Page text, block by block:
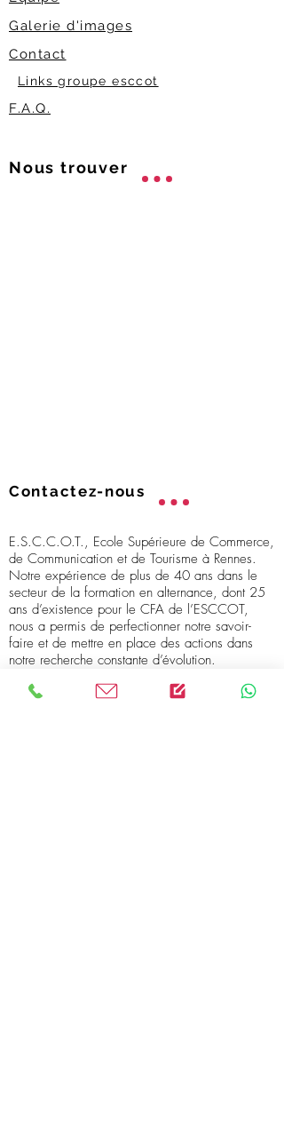
Galerie d'images
Contact
Links groupe esccot
F.A.Q.
Nous trouver
Contactez-nous
E.S.C.C.O.T., Ecole Supérieure de Commerce,
de Communication et de Tourisme à Rennes.
Notre expérience de plus de 40 ans dans le
secteur de la formation en alternance, dont 25
ans d’existence pour le CFA de l’ESCCOT,
nous a permis de perfectionner notre savoir-
faire et de mettre en place des actions dans
notre recherche constante d’évolution.
Besoin d'informations ? N'hésitez pas à nous